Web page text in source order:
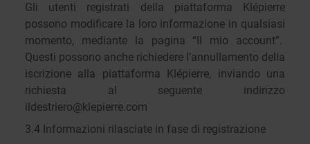
Gli utenti registrati della piattaforma Klépierre
possono modificare la loro informazione in qualsiasi
momento, mediante la pagina “Il mio account”.
Questi possono anche richiedere l’annullamento della
iscrizione alla piattaforma Klépierre, inviando una
richiesta al seguente indirizzo
ildestriero@klepierre.com
3.4 Informazioni rilasciate in fase di registrazione